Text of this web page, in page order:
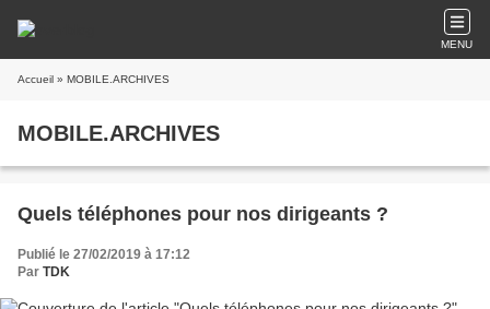
MENU
Accueil » MOBILE.ARCHIVES
MOBILE.ARCHIVES
Quels téléphones pour nos dirigeants ?
Publié le 27/02/2019 à 17:12
Par TDK